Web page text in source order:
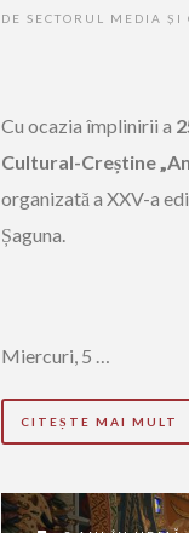
DE SECTORUL MEDIA ȘI
Cu ocazia împlinirii a
Cultural-Creștine
organizată a XXV-a
Șaguna.
Miercuri, 5 …
CITEȘTE MAI MULT